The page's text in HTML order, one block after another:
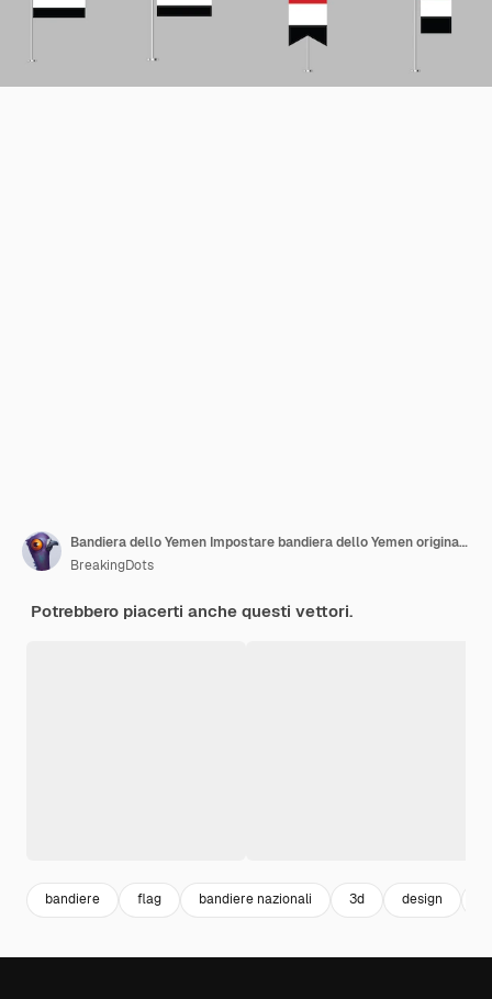
Bandiera dello Yemen Impostare bandiera dello Yemen originale e semplice Illustrazione vettoriale bundle della bandiera dell'Yemen
BreakingDots
Potrebbero piacerti anche questi vettori.
bandiere flag bandiere nazionali 3d design